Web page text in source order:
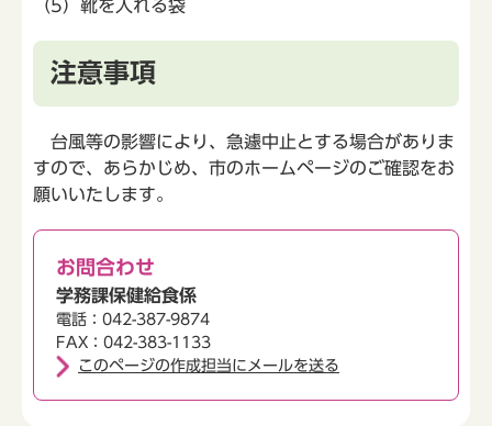
（5）靴を入れる袋
注意事項
台風等の影響により、急遽中止とする場合がありま
すので、あらかじめ、市のホームページのご確認をお
願いいたします。
お問合わせ
学務課保健給食係
電話：042-387-9874
FAX：042-383-1133
このページの作成担当にメールを送る